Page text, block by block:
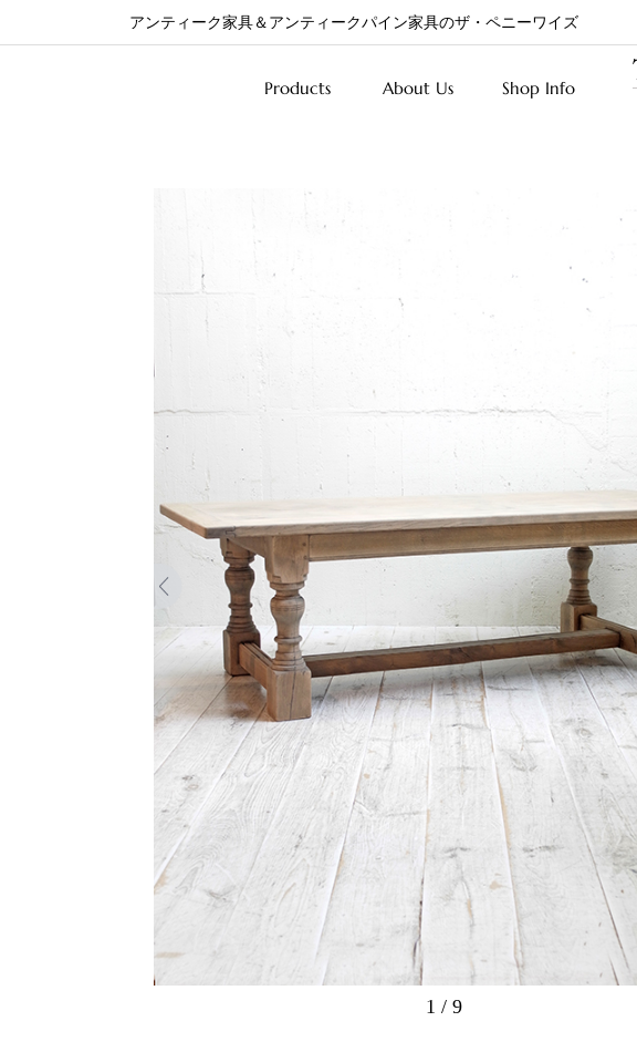
アンティーク家具＆アンティークパイン家具のザ・ペニーワイズ
Products About Us Shop Info
1 /9